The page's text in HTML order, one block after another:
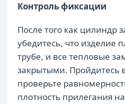
Контроль фиксации
После того как цилиндр
убедитесь, что изделие
трубе, и все тепловые
закрытыми. Пройдитесь
проверьте
плотность прилегания